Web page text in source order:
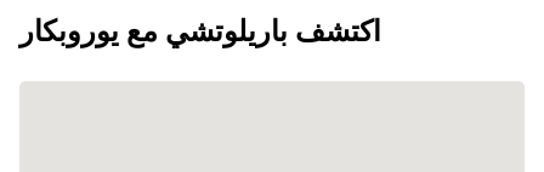
اكتشف باريلوتشي مع يوروبكار